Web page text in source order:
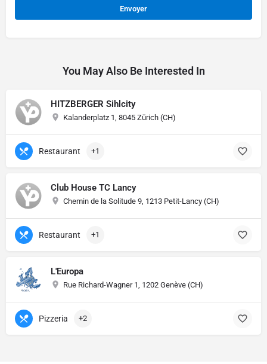
You May Also Be Interested In
HITZBERGER Sihlcity
Kalanderplatz 1, 8045 Zürich (CH)
Restaurant +1
Club House TC Lancy
Chemin de la Solitude 9, 1213 Petit-Lancy (CH)
Restaurant +1
L'Europa
Rue Richard-Wagner 1, 1202 Genève (CH)
Pizzeria +2